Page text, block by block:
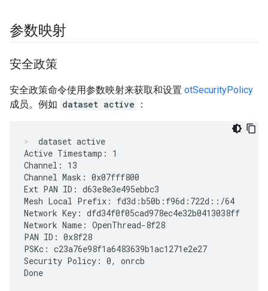
参数映射
安全政策
安全政策命令使用参数映射来获取和设置 otSecurityPolicy
成员。例如 dataset active ：
dataset active
Active Timestamp: 1
Channel: 13
Channel Mask: 0x07fff800
Ext PAN ID: d63e8e3e495ebbc3
Mesh Local Prefix: fd3d:b50b:f96d:722d::/64
Network Key: dfd34f0f05cad978ec4e32b0413038ff
Network Name: OpenThread-8f28
PAN ID: 0x8f28
PSKc: c23a76e98f1a6483639b1ac1271e2e27
Security Policy: 0, onrcb